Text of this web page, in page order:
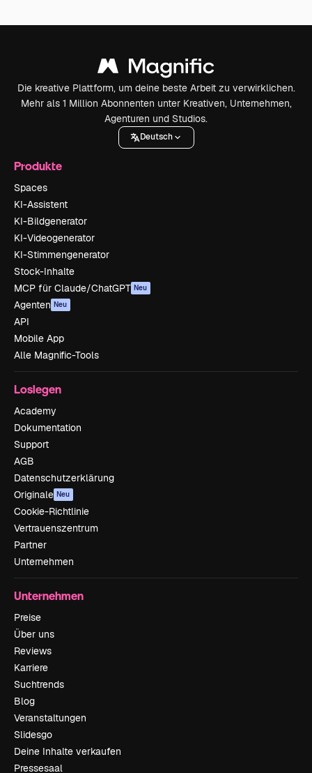
Die kreative Plattform, um deine beste Arbeit zu verwirklichen.
Mehr als 1 Million Abonnenten unter Kreativen, Unternehmen,
Agenturen und Studios.
Deutsch
Produkte
Spaces
KI-Assistent
KI-Bildgenerator
KI-Videogenerator
KI-Stimmengenerator
Stock-Inhalte
MCP für Claude/ChatGPT Neu
Agenten Neu
API
Mobile App
Alle Magnific-Tools
Loslegen
Academy
Dokumentation
Support
AGB
Datenschutzerklärung
Originale Neu
Cookie-Richtlinie
Vertrauenszentrum
Partner
Unternehmen
Unternehmen
Preise
Über uns
Reviews
Karriere
Suchtrends
Blog
Veranstaltungen
Slidesgo
Deine Inhalte verkaufen
Pressesaal